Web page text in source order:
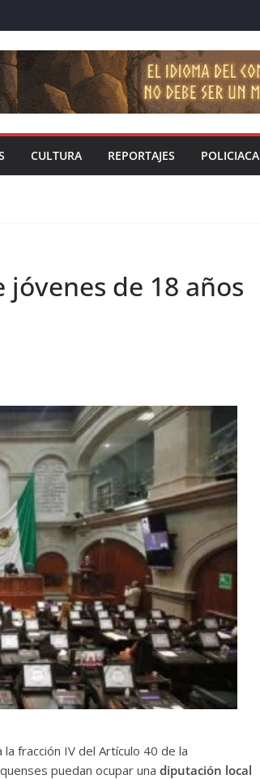
CULTURA REPORTAJES POLICIACA
de 18 años
fracción IV del Artículo 40 de la
puedan ocupar una diputación local